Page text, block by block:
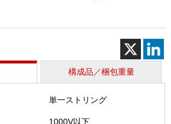
カ
ー
ソ
構成品／梱包重量
単一ストリング
1000V以下